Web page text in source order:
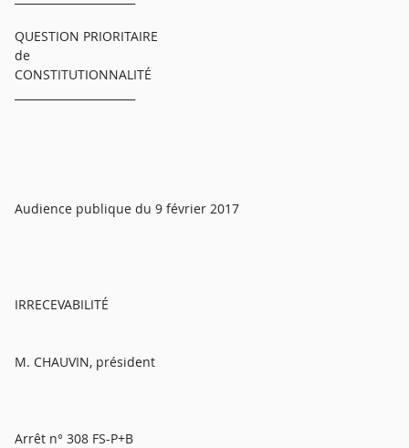
QUESTION PRIORITAIRE
de
CONSTITUTIONNALITÉ
Audience publique du 9 février 2017
IRRECEVABILITÉ
M. CHAUVIN, président
Arrêt n° 308 FS-P+B